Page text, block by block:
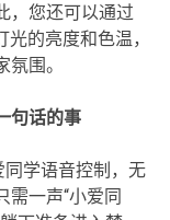
，您还可以通过
的亮度和色温，
围。
句话的事
学语音控制，无
需一声“小爱同